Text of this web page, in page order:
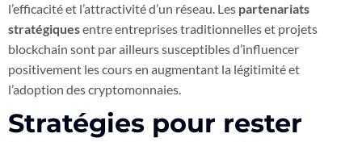
l’efficacité et l’attractivité d’un réseau. Les partenariats
stratégiquesentre entreprises traditionnelles et projets
blockchain sont par ailleurs susceptibles d’influencer
positivement les cours en augmentant la légitimité et
l’adoption des cryptomonnaies.
Stratégies pour rester